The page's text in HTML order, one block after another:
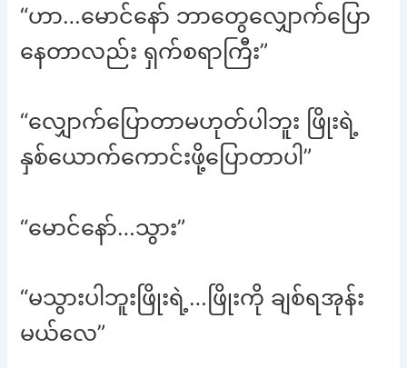
“ဟာ…မောင်နော် ဘာတွေလျှောက်ပြော
နေတာလည်း ရှက်စရာကြီး”
“လျှောက်ပြောတာမဟုတ်ပါဘူး ဖြိုးရဲ့
နှစ်ယောက်ကောင်းဖို့ပြောတာပါ”
“မောင်နော်…သွား”
“မသွားပါဘူးဖြိုးရဲ့…ဖြိုးကို ချစ်ရအုန်း
မယ်လေ”